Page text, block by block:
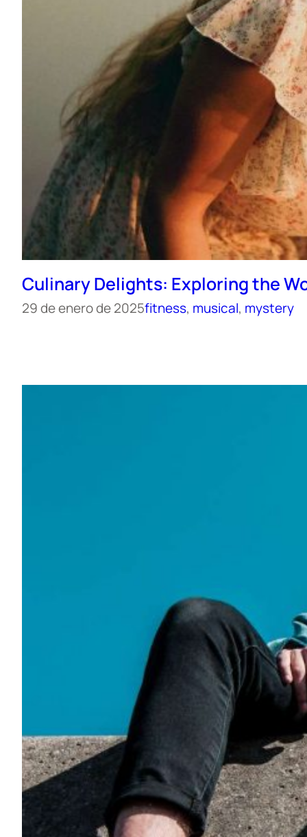
Culinary Delights: Exploring the
29 de enero de 2025fitness, musical, mystery